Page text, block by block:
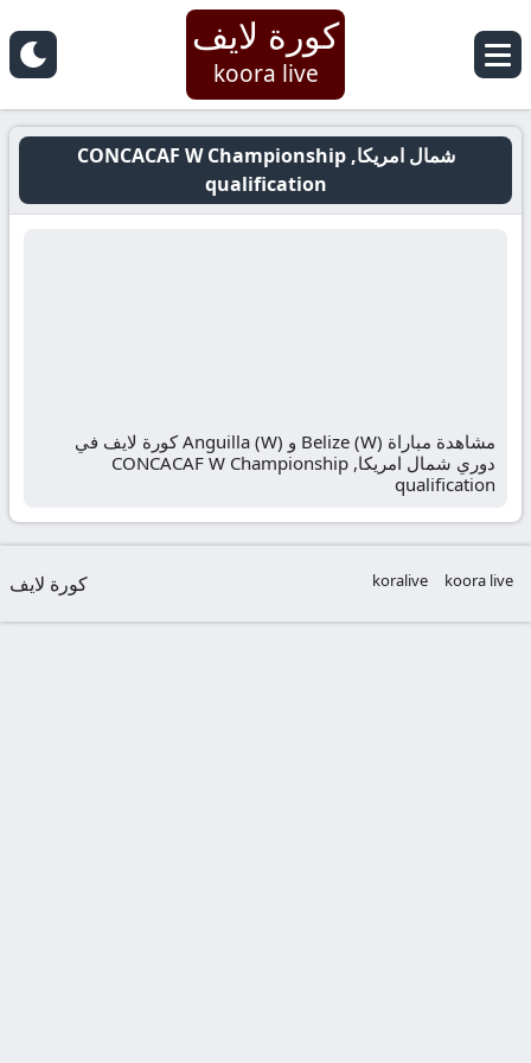
كورة لايف
koora live
شمال امريكا, CONCACAF W Championship
qualification
مشاهدة مباراة Belize (W) و Anguilla (W) كورة لايف في
دوري شمال امريكا, CONCACAF W Championship
qualification
koora live
koralive كورة لايف